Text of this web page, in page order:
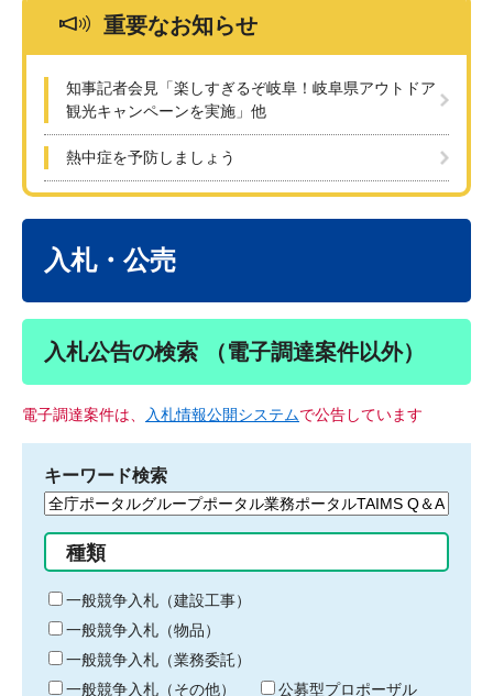
重要なお知らせ
知事記者会見「楽しすぎるぞ岐阜！岐阜県アウトドア
観光キャンペーンを実施」他
熱中症を予防しましょう
入札・公売
入札公告の検索 （電子調達案件以外）
電子調達案件は、 入札情報公開システムで公告しています
キーワード検索
検
る
キ
ー
ワ
ー
ド
種類
一般競争入札（建設工事）
一般競争入札（物品）
一般競争入札（業務委託）
一般競争入札（その他）
公募型プロポーザル